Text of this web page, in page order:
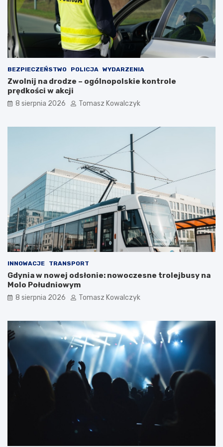
i
e
w
a
t
o
s
i
ć
?
l
e
t
n
m
c
i
e
BEZPIECZEŃSTWO POLICJA WYDARZENIA
Zwolnij na drodze – ogólnopolskie kontrole
prędkości w akcji
8 sierpnia 2026 Tomasz Kowalczyk
INNOWACJE TRANSPORT
Gdynia w nowej odsłonie: nowoczesne trolejbusy na
Molo Południowym
8 sierpnia 2026 Tomasz Kowalczyk